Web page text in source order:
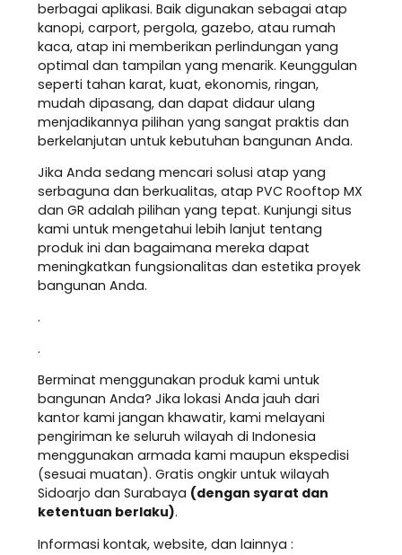
berbagai aplikasi. Baik digunakan sebagai atap
kanopi, carport, pergola, gazebo, atau rumah
kaca, atap ini memberikan perlindungan yang
optimal dan tampilan yang menarik. Keunggulan
seperti tahan karat, kuat, ekonomis, ringan,
mudah dipasang, dan dapat didaur ulang
menjadikannya pilihan yang sangat praktis dan
berkelanjutan untuk kebutuhan bangunan Anda.
Jika Anda sedang mencari solusi atap yang
serbaguna dan berkualitas, atap PVC Rooftop MX
dan GR adalah pilihan yang tepat. Kunjungi situs
kami untuk mengetahui lebih lanjut tentang
produk ini dan bagaimana mereka dapat
meningkatkan fungsionalitas dan estetika proyek
bangunan Anda.
.
.
Berminat menggunakan produk kami untuk
bangunan Anda? Jika lokasi Anda jauh dari
kantor kami jangan khawatir, kami melayani
pengiriman ke seluruh wilayah di Indonesia
menggunakan armada kami maupun ekspedisi
(sesuai muatan). Gratis ongkir untuk wilayah
Sidoarjo dan Surabaya (dengan syarat dan
ketentuan berlaku).
Informasi kontak, website, dan lainnya :